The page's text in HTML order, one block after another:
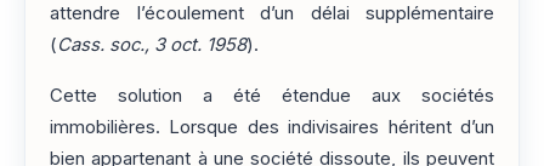
attendre l’écoulement d’un délai supplémentaire
(Cass. soc., 3 oct. 1958).
Cette solution a été étendue aux sociétés
immobilières. Lorsque des indivisaires héritent d’un
bien appartenant à une société dissoute, ils peuvent